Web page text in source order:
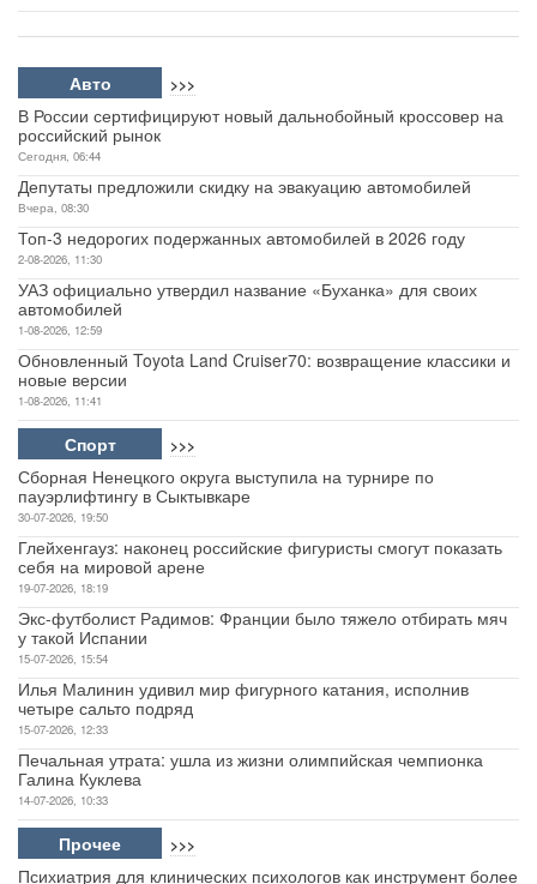
Авто >>>
В России сертифицируют новый дальнобойный кроссовер на
российский рынок
Сегодня, 06:44
Депутаты предложили скидку на эвакуацию автомобилей
Вчера, 08:30
Топ-3 недорогих подержанных автомобилей в 2026 году
2-08-2026, 11:30
УАЗ официально утвердил название «Буханка» для своих
автомобилей
1-08-2026, 12:59
Обновленный Toyota Land Cruiser70: возвращение классики и
новые версии
1-08-2026, 11:41
Спорт >>>
Сборная Ненецкого округа выступила на турнире по
пауэрлифтингу в Сыктывкаре
30-07-2026, 19:50
Глейхенгауз: наконец российские фигуристы смогут показать
себя на мировой арене
19-07-2026, 18:19
Экс-футболист Радимов: Франции было тяжело отбирать мяч
у такой Испании
15-07-2026, 15:54
Илья Малинин удивил мир фигурного катания, исполнив
четыре сальто подряд
15-07-2026, 12:33
Печальная утрата: ушла из жизни олимпийская чемпионка
Галина Куклева
14-07-2026, 10:33
Прочее >>>
Психиатрия для клинических психологов как инструмент более